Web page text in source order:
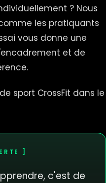
? Nous
les pratiquants
vous donne une
et de
sport CrossFit dans le
c'est de